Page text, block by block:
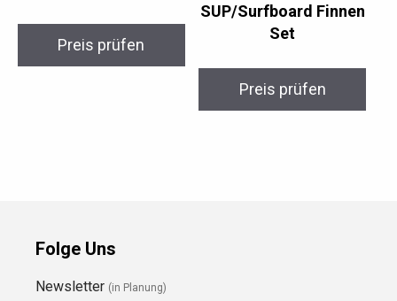
Preis prüfen
SUP/Surfboard Finnen
Set
Preis prüfen
Folge Uns
Newsletter (in Planung)